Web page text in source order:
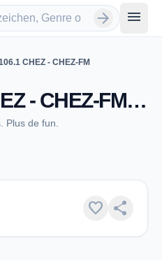
arrow_forward menu
CHEZ - CHEZ-FM
106.1 CHEZ - CHEZ-FM - FM 106.1 - Ottawa, ON
Plus de fun.
favorite share